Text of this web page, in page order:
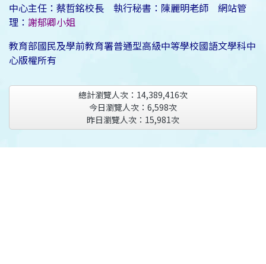
中心主任：蔡哲銘校長 執行秘書：陳麗明老師 網站管
理： 謝郁卿小姐
教育部國民及學前教育署普通型高級中等學校國語文學科中
心版權所有
總計瀏覽人次： 14,389,416次
今日瀏覽人次： 6,598次
昨日瀏覽人次： 15,981次